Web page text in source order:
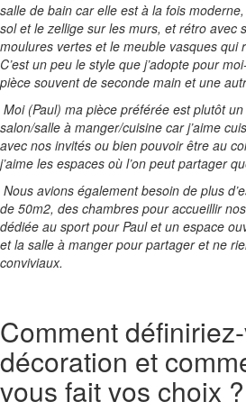
salle de bain car elle est à la fois
sol et le zellige sur les murs, et rétro avec
moulures vertes et le meuble vasques qui
C’est un peu le style que j’adopte pour
pièce souvent de seconde main et une
Moi (Paul) ma pièce préférée est plutôt
salon/salle à manger/cuisine car j’aime
avec nos invités ou bien pouvoir être au
j’aime les espaces où l’on peut partager
Nous avions également besoin de plus
de 50m2, des chambres pour accueillir
dédiée au sport pour Paul et un espace
et la salle à manger pour partager et ne
conviviaux.
Comment
décoration et
vous fait vos choix ?